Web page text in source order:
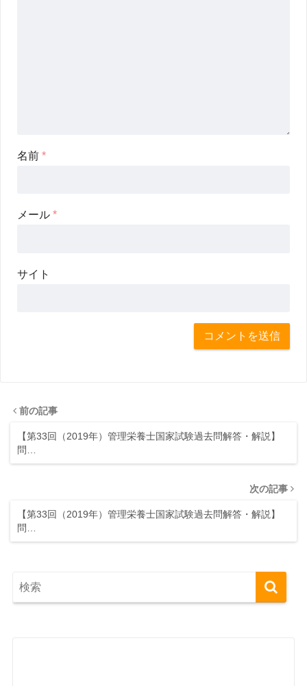
名前 *
メール *
サイト
前の記事
【第33回（2019年）管理栄養士国家試験過去問解答・解説】
問…
次の記事
【第33回（2019年）管理栄養士国家試験過去問解答・解説】
問…